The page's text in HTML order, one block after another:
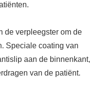
de verpleegster om de
Speciale coating van
aan de binnenkant,
van de patiënt.